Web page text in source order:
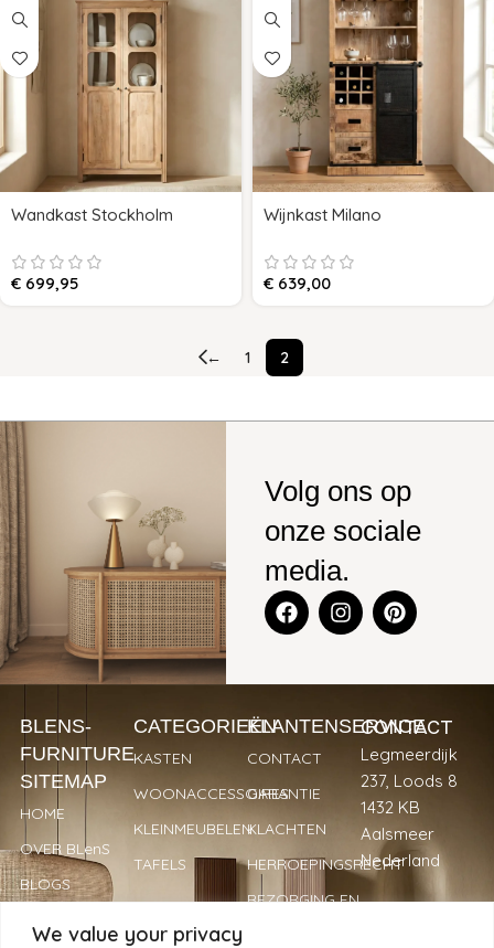
We value your privacy
Wandkast Stockholm
€ 699,95
Wijnkast Milano
€ 639,00
← 1 2
Volg ons op
onze sociale
media.
BLENS-
FURNITURE
SITEMAP
HOME
OVER BLenS
BLOGS
CATEGORIEËN
KASTEN
WOONACCESSOIRES
KLEINMEUBELEN
TAFELS
KLANTENSERVICE
CONTACT
GARANTIE
KLACHTEN
HERROEPINGSRECHT
BEZORGING EN
CONTACT
Legmeerdijk
237, Loods 8
1432 KB
Aalsmeer
Nederland